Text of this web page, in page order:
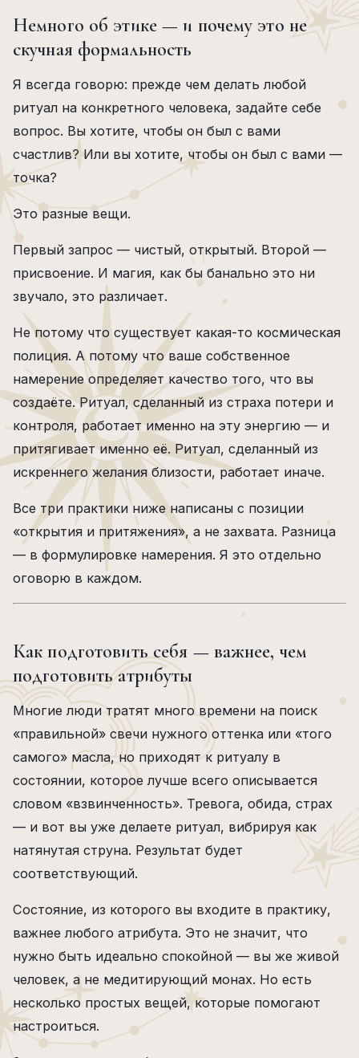
Немного об этике — и почему это не
скучная формальность
Я всегда говорю: прежде чем делать любой
ритуал на конкретного человека, задайте себе
вопрос. Вы хотите, чтобы он был с вами
счастлив? Или вы хотите, чтобы он был с вами —
точка?
Это разные вещи.
Первый запрос — чистый, открытый. Второй —
присвоение. И магия, как бы банально это ни
звучало, это различает.
Не потому что существует какая-то космическая
полиция. А потому что ваше собственное
намерение определяет качество того, что вы
создаёте. Ритуал, сделанный из страха потери и
контроля, работает именно на эту энергию — и
притягивает именно её. Ритуал, сделанный из
искреннего желания близости, работает иначе.
Все три практики ниже написаны с позиции
«открытия и притяжения», а не захвата. Разница
— в формулировке намерения. Я это отдельно
оговорю в каждом.
Как подготовить себя — важнее, чем
подготовить атрибуты
Многие люди тратят много времени на поиск
«правильной» свечи нужного оттенка или «того
самого» масла, но приходят к ритуалу в
состоянии, которое лучше всего описывается
словом «взвинченность». Тревога, обида, страх
— и вот вы уже делаете ритуал, вибрируя как
натянутая струна. Результат будет
соответствующий.
Состояние, из которого вы входите в практику,
важнее любого атрибута. Это не значит, что
нужно быть идеально спокойной — вы же живой
человек, а не медитирующий монах. Но есть
несколько простых вещей, которые помогают
настроиться.